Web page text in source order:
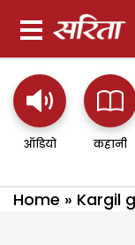
ऑडियो कहानी
Home » Kargil